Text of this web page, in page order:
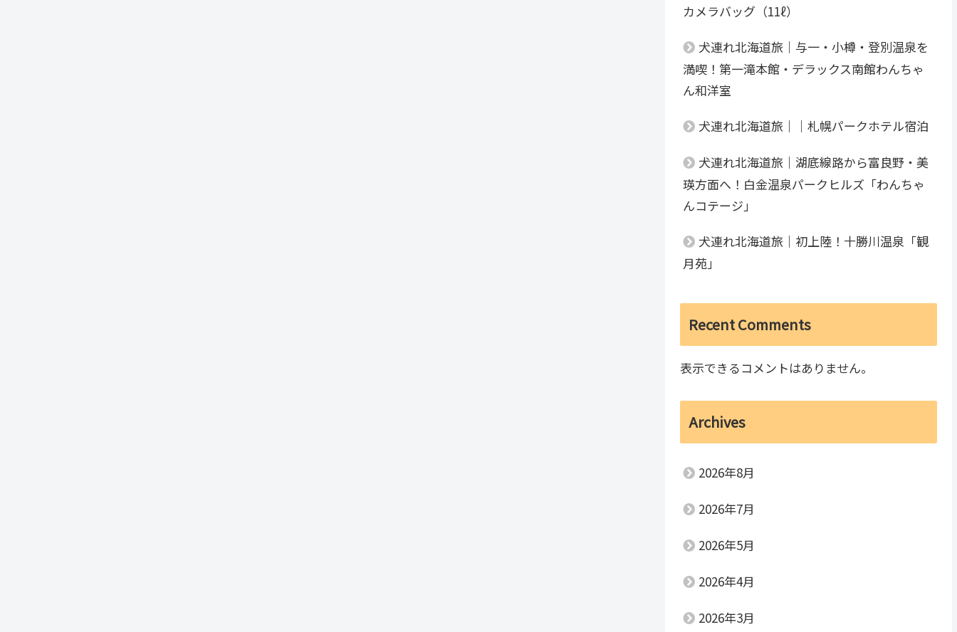
カメラバッグ（11ℓ）
犬連れ北海道旅｜与一・小樽・登別温泉を
満喫！第一滝本館・デラックス南館わんちゃ
ん和洋室
犬連れ北海道旅｜｜札幌パークホテル宿泊
犬連れ北海道旅｜湖底線路から富良野・美
瑛方面へ！白金温泉パークヒルズ「わんちゃ
んコテージ」
犬連れ北海道旅｜初上陸！十勝川温泉「観
月苑」
Recent Comments
表示できるコメントはありません。
Archives
2026年8月
2026年7月
2026年5月
2026年4月
2026年3月